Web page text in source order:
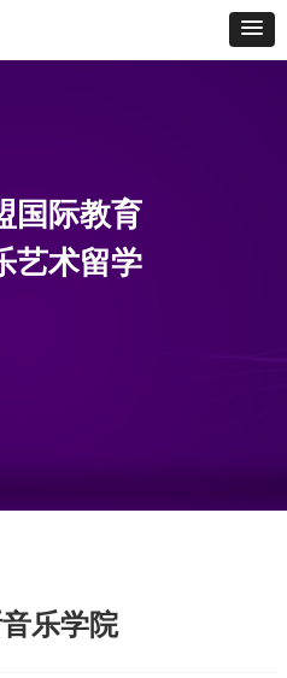
乐学院
国际教育
艺术留学